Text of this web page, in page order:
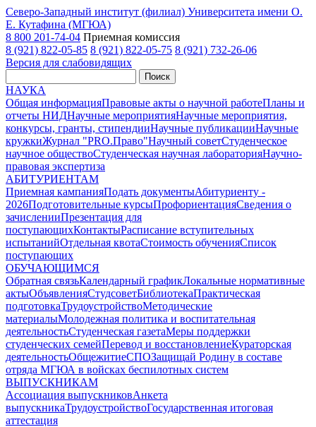
Северо-Западный институт (филиал) Университета имени О.
Е. Кутафина (МГЮА)
8 800 201-74-04 Приемная комиссия
8 (921) 822-05-85 8 (921) 822-05-75 8 (921) 732-26-06
Версия для слабовидящих
Поиск
НАУКА
Общая информацияПравовые акты о научной работеПланы и
отчеты НИДНаучные мероприятияНаучные мероприятия,
конкурсы, гранты, стипендииНаучные публикацииНаучные
кружкиЖурнал "PRO.Право"Научный советСтуденческое
научное обществоСтуденческая научная лабораторияНаучно-
правовая экспертиза
АБИТУРИЕНТАМ
Приемная кампанияПодать документыАбитуриенту -
2026Подготовительные курсыПрофориентацияСведения о
зачисленииПрезентация для
поступающихКонтактыРасписание вступительных
испытанийОтдельная квотаСтоимость обученияCписок
поступающих
ОБУЧАЮЩИМСЯ
Обратная связьКалендарный графикЛокальные нормативные
актыОбъявленияСтудсоветБиблиотекаПрактическая
подготовкаТрудоустройствоМетодические
материалыМолодежная политика и воспитательная
деятельностьСтуденческая газетаМеры поддержки
студенческих семейПеревод и восстановлениеКураторская
деятельностьОбщежитиеСПОЗащищай Родину в составе
отряда МГЮА в войсках беспилотных систем
ВЫПУСКНИКАМ
Ассоциация выпускниковАнкета
выпускникаТрудоустройствоГосударственная итоговая
аттестация